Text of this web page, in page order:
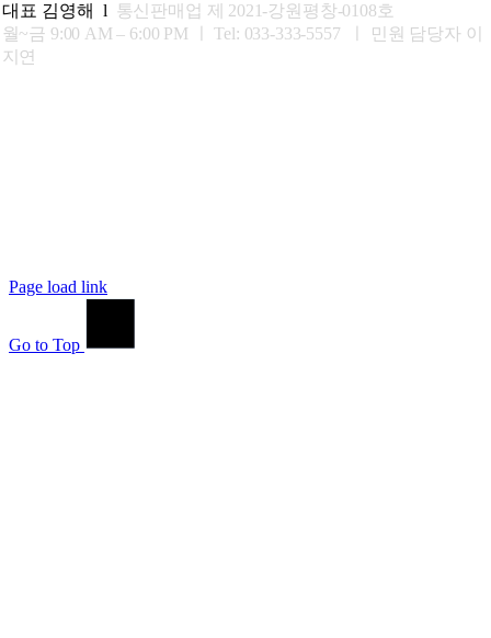
대표 김영해 l 통신판매업 제 2021-강원평창-0108호
월~금 9:00 AM – 6:00 PM ㅣTel: 033-333-5557 ㅣ 민원 담당자 이
지연
Page load link
Go to Top